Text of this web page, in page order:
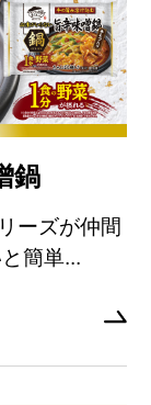
鍋
ーズが仲間
簡単...